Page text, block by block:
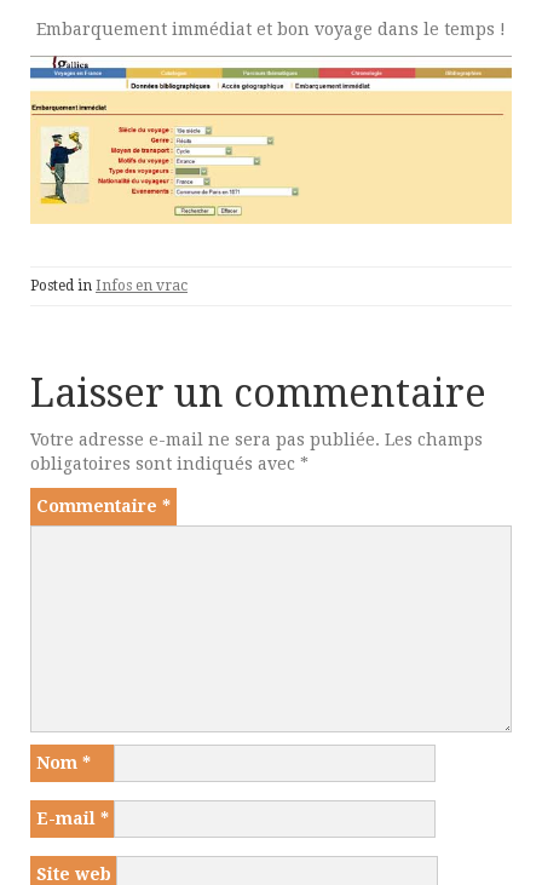
Embarquement immédiat et bon voyage dans le temps !
Posted in Infos en vrac
Laisser un commentaire
Votre adresse e-mail ne sera pas publiée. Les champs
obligatoires sont indiqués avec *
Commentaire *
Nom *
E-mail *
Site web